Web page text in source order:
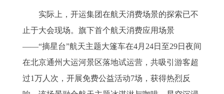
实际上，开运集团在航天消费场景的探索已不
止于大会现场。旗下首个航天消费应用场景
——“摘星台”航天主题大篷车在4月24日至29日夜间
在北京通州大运河景区落地试运营，共吸引游客超
过1万人次，开展免费公益活动7场，获得热烈反